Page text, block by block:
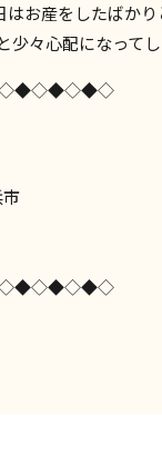
はお産をしたばか
々心配になってし